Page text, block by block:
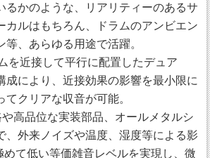
るかのような、リアリティーのあるサ
カルはもちろん、ドラムのアンビエン
等、あらゆる用途で活躍。
を近接して平行に配置したデュア
成により、近接効果の影響を最小限に
クリアな収音が可能。
高品位な実装部品、オールメタルシ
、外来ノイズや温度、湿度等による影
て低い等価雑音レベルを実現し、微